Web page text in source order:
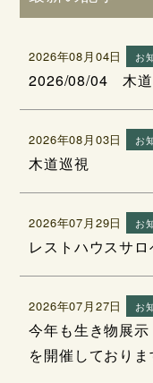
2026年08月04日 お
2026/08/04 木
2026年08月03日 お
木道巡視
2026年07月29日 お
レストハウスサ
2026年07月27日 お
今年も生き物展示
を開催しておりま